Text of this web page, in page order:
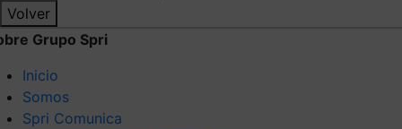
Volver
Grupo Spri
Inicio
Somos
Spri Comunica